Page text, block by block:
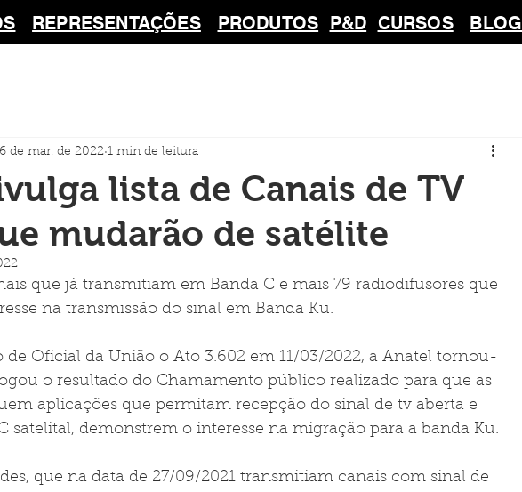
REPRESENTAÇÕES PRODUTOS P&D CURSOS BLOG
lista de Canais de TV
mudarão de satélite
de mar. de 2022 1 min de leitura
que já transmitiam em Banda C e mais 79 radiodifusores que
na transmissão do sinal em Banda Ku.
de Oficial da União o Ato 3.602 em 11/03/2022, a Anatel tornou-
o resultado do Chamamento público realizado para que as
aplicações que permitam recepção do sinal de tv aberta e
satelital, demonstrem o interesse na migração para a banda Ku.
que na data de 27/09/2021 transmitiam canais com sinal de